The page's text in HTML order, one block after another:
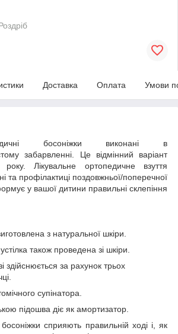
Доставка Оплата Умови
босоніжки виконані в
забарвленні. Це відмінний варіант
Лікувальне ортопедичне взуття
та профілактиці поздовжньої/поперечної
у вашої дитини правильні склепіння
з натуральної шкіри.
також проведена зі шкіри.
здійснюється за рахунок трьох
супінатора.
підошва діє як амортизатор.
сприяють правильній ході і, як